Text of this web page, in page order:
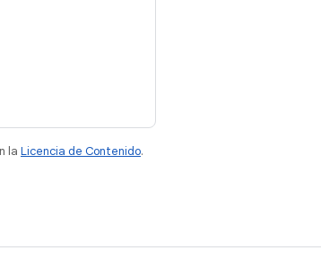
la Licencia de Contenido.